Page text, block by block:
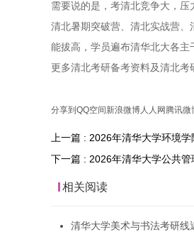
需要说的是，考清北竞争大，
清北暑期突破营、清北实战营
能拔高，学员遍布清华北大各主
更多清北考研备考资料及清北考
分享到 QQ空间 新浪微博人人网 腾讯微
上一篇 : 2026年清华大学环境
下一篇 : 2026年清华大学公共管
相关阅读
清华大学美术与书法考研